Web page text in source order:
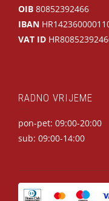
OIB 80852392466
IBAN
VAT ID
RADNO VRIJEME
pon-pet: 09:00-20:00
sub: 09:00-14:00